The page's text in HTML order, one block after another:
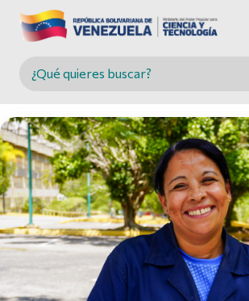
Buscar en MINCYT